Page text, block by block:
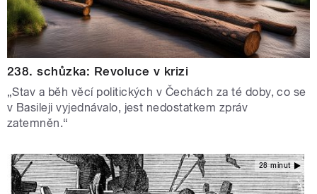
238. schůzka: Revoluce v krizi
„Stav a běh věcí politických v Čechách za té doby, co se
v Basileji vyjednávalo, jest nedostatkem zpráv
zatemněn.“
28 minut